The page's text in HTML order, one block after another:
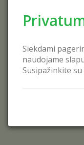
Siekdami
naudojame
Susipažinkite su